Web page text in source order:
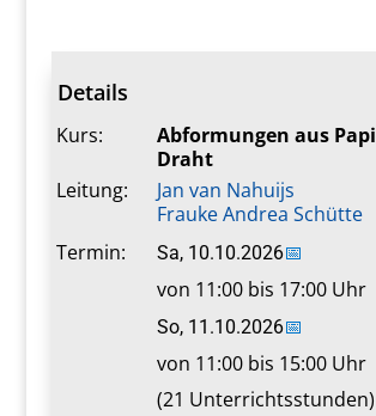
Details
Kurs:
Abformungen aus
Draht
Leitung:
Jan van Nahuijs
Frauke Andrea Schütte
Termin:
Sa, 10.10.2026📅
von 11:00 bis 17:00 Uhr
So, 11.10.2026📅
von 11:00 bis 15:00 Uhr
(21 Unterrichtsstunden)